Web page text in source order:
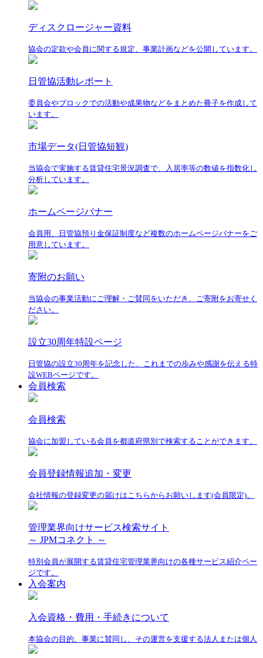
ディスクロージャー資料
協会の定款や会員に関する規定、事業計画などを公開しています。
日管協活動レポート
委員会やブロックでの活動や成果物などをまとめた冊子を作成して
います。
市場データ(日管協短観)
当協会で実施する賃貸住宅景況調査で、入居率等の数値を指数化し
分析しています。
ホームページバナー
会員用、日管協預り金保証制度など複数のホームページバナーをご
用意しています。
寄附のお願い
当協会の事業活動にご理解・ご賛同をいただき、ご寄附をお寄せく
ださい。
設立30周年特設ページ
日管協の設立30周年を記念した、これまでの歩みや感謝を伝える特
設WEBページです。
会員検索
会員検索
協会に加盟している会員を都道府県別で検索することができます。
会員登録情報追加・変更
会社情報の登録変更の届けはこちらからお願いします(会員限定)。
管理業界向けサービス検索サイト
～ JPMコネクト ～
特別会員が展開する賃貸住宅管理業界向けの各種サービス紹介ペー
ジです。
入会案内
入会資格・費用・手続きについて
本協会の目的、事業に賛同し、その運営を支援する法人または個人